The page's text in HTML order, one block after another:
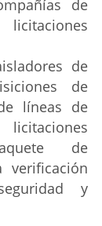
de
de
de
líneas de
de
verificación
y